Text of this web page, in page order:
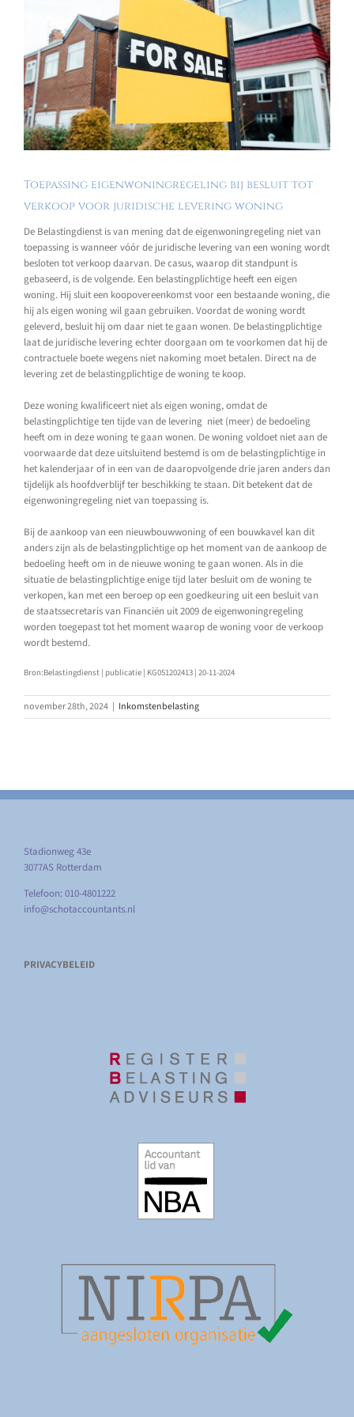
Toepassing eigenwoningregeling bij besluit tot
verkoop voor juridische levering woning
De Belastingdienst is van mening dat de eigenwoningregeling niet van
toepassing is wanneer vóór de juridische levering van een woning wordt
besloten tot verkoop daarvan. De casus, waarop dit standpunt is
gebaseerd, is de volgende. Een belastingplichtige heeft een eigen
woning. Hij sluit een koopovereenkomst voor een bestaande woning, die
hij als eigen woning wil gaan gebruiken. Voordat de woning wordt
geleverd, besluit hij om daar niet te gaan wonen. De belastingplichtige
laat de juridische levering echter doorgaan om te voorkomen dat hij de
contractuele boete wegens niet nakoming moet betalen. Direct na de
levering zet de belastingplichtige de woning te koop.
Deze woning kwalificeert niet als eigen woning, omdat de
belastingplichtige ten tijde van de levering niet (meer) de bedoeling
heeft om in deze woning te gaan wonen. De woning voldoet niet aan de
voorwaarde dat deze uitsluitend bestemd is om de belastingplichtige in
het kalenderjaar of in een van de daaropvolgende drie jaren anders dan
tijdelijk als hoofdverblijf ter beschikking te staan. Dit betekent dat de
eigenwoningregeling niet van toepassing is.
Bij de aankoop van een nieuwbouwwoning of een bouwkavel kan dit
anders zijn als de belastingplichtige op het moment van de aankoop de
bedoeling heeft om in de nieuwe woning te gaan wonen. Als in die
situatie de belastingplichtige enige tijd later besluit om de woning te
verkopen, kan met een beroep op een goedkeuring uit een besluit van
de staatssecretaris van Financiën uit 2009 de eigenwoningregeling
worden toegepast tot het moment waarop de woning voor de verkoop
wordt bestemd.
Bron:Belastingdienst | publicatie | KG051202413 | 20-11-2024
november 28th, 2024 | Inkomstenbelasting
Stadionweg 43e
3077AS Rotterdam
Telefoon: 010-4801222
info@schotaccountants.nl
PRIVACYBELEID